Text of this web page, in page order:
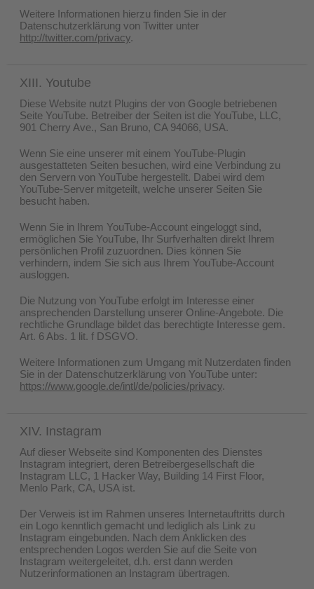
Weitere Informationen hierzu finden Sie in der
Datenschutzerklärung von Twitter unter
http://twitter.com/privacy.
XIII. Youtube
Diese Website nutzt Plugins der von Google betriebenen
Seite YouTube. Betreiber der Seiten ist die YouTube, LLC,
901 Cherry Ave., San Bruno, CA 94066, USA.
Wenn Sie eine unserer mit einem YouTube-Plugin
ausgestatteten Seiten besuchen, wird eine Verbindung zu
den Servern von YouTube hergestellt. Dabei wird dem
YouTube-Server mitgeteilt, welche unserer Seiten Sie
besucht haben.
Wenn Sie in Ihrem YouTube-Account eingeloggt sind,
ermöglichen Sie YouTube, Ihr Surfverhalten direkt Ihrem
persönlichen Profil zuzuordnen. Dies können Sie
verhindern, indem Sie sich aus Ihrem YouTube-Account
ausloggen.
Die Nutzung von YouTube erfolgt im Interesse einer
ansprechenden Darstellung unserer Online-Angebote. Die
rechtliche Grundlage bildet das berechtigte Interesse gem.
Art. 6 Abs. 1 lit. f DSGVO.
Weitere Informationen zum Umgang mit Nutzerdaten finden
Sie in der Datenschutzerklärung von YouTube unter:
https://www.google.de/intl/de/policies/privacy.
XIV. Instagram
Auf dieser Webseite sind Komponenten des Dienstes
Instagram integriert, deren Betreibergesellschaft die
Instagram LLC, 1 Hacker Way, Building 14 First Floor,
Menlo Park, CA, USA ist.
Der Verweis ist im Rahmen unseres Internetauftritts durch
ein Logo kenntlich gemacht und lediglich als Link zu
Instagram eingebunden. Nach dem Anklicken des
entsprechenden Logos werden Sie auf die Seite von
Instagram weitergeleitet, d.h. erst dann werden
Nutzerinformationen an Instagram übertragen.